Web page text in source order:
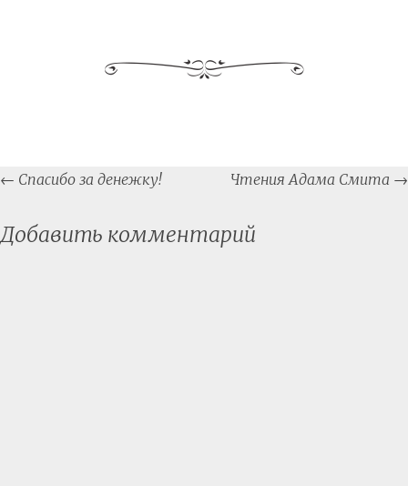
Post
navigation
← Спасибо за денежку! Чтения Адама Смита →
Добавить комментарий